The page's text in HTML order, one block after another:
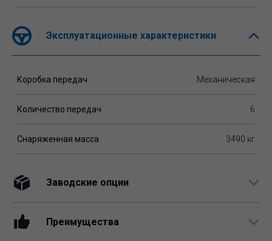
Эксплуатационные характеристики
Коробка передач Механическая
Количество передач 6
Снаряженная масса 3490 кг
Заводские опции
Преимущества